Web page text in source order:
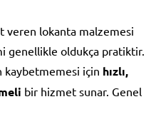
veren lokanta malzemesi
genellikle oldukça pratiktir.
kaybetmemesi için hızlı,
bir hizmet sunar. Genel